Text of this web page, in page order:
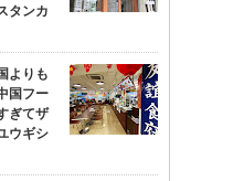
タンカ
よりも
国フー
ぎてザ
ウギシ